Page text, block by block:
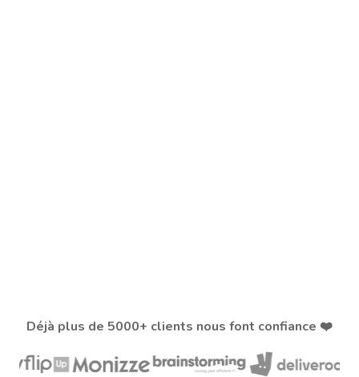
Déjà plus de 5000+ clients nous font confiance ❤️